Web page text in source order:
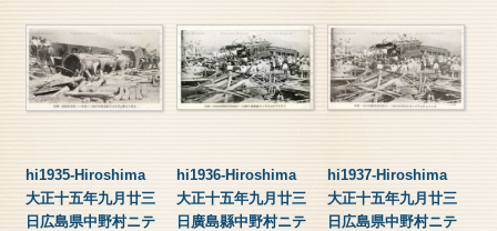
hi1935-Hiroshima
大正十五年九月廿三
日広島県中野村ニテ
hi1936-Hiroshima
大正十五年九月廿三
日廣島縣中野村ニテ
hi1937-Hiroshima
大正十五年九月廿三
日広島県中野村ニテ